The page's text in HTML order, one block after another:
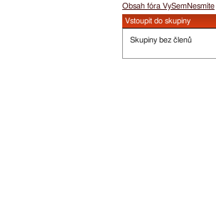
Obsah fóra VySemNesmíte
Vstoupit do skupiny
Skupiny bez členů